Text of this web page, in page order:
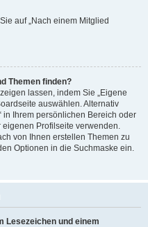
auf „Nach einem Mitglied
Themen finden?
lassen, indem Sie „Eigene
auswählen. Alternativ
in Ihrem persönlichen Bereich oder
eigenen Profilseite verwenden.
von Ihnen erstellen Themen zu
Optionen in die Suchmaske ein.
Lesezeichen und einem